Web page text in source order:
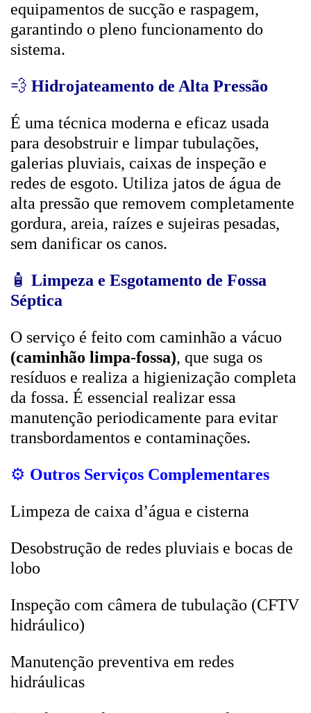
equipamentos de sucção e raspagem,
garantindo o pleno funcionamento do
sistema.
💨 Hidrojateamento de Alta Pressão
É uma técnica moderna e eficaz usada
para desobstruir e limpar tubulações,
galerias pluviais, caixas de inspeção e
redes de esgoto. Utiliza jatos de água de
alta pressão que removem completamente
gordura, areia, raízes e sujeiras pesadas,
sem danificar os canos.
🧴 Limpeza e Esgotamento de Fossa
Séptica
O serviço é feito com caminhão a vácuo
(caminhão limpa-fossa), que suga os
resíduos e realiza a higienização completa
da fossa. É essencial realizar essa
manutenção periodicamente para evitar
transbordamentos e contaminações.
⚙️ Outros Serviços Complementares
Limpeza de caixa d’água e cisterna
Desobstrução de redes pluviais e bocas de
lobo
Inspeção com câmera de tubulação (CFTV
hidráulico)
Manutenção preventiva em redes
hidráulicas